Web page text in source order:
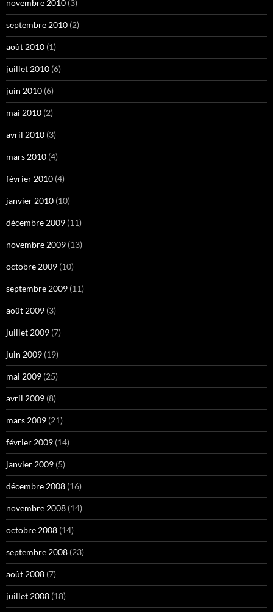
novembre 2010 (3)
septembre 2010 (2)
août 2010 (1)
juillet 2010 (6)
juin 2010 (6)
mai 2010 (2)
avril 2010 (3)
mars 2010 (4)
février 2010 (4)
janvier 2010 (10)
décembre 2009 (11)
novembre 2009 (13)
octobre 2009 (10)
septembre 2009 (11)
août 2009 (3)
juillet 2009 (7)
juin 2009 (19)
mai 2009 (25)
avril 2009 (8)
mars 2009 (21)
février 2009 (14)
janvier 2009 (5)
décembre 2008 (16)
novembre 2008 (14)
octobre 2008 (14)
septembre 2008 (23)
août 2008 (7)
juillet 2008 (18)